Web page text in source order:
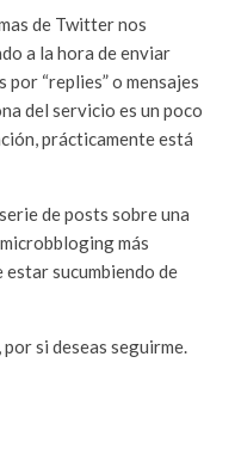
de Twitter nos
a la hora de enviar
“replies” o mensajes
del servicio es un poco
prácticamente está
de posts sobre una
más
sucumbiendo de
, por si deseas seguirme.